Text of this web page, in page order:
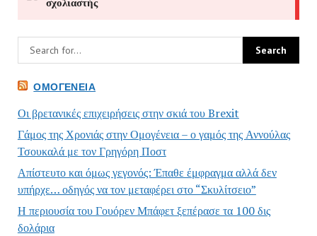
ΟΜΟΓΈΝΕΙΑ
Οι βρετανικές επιχειρήσεις στην σκιά του Brexit
Γάμος της Χρονιάς στην Ομογένεια – ο γαμός της Αννούλας
Τσουκαλά με τον Γρηγόρη Ποστ
Απίστευτο και όμως γεγονός: Έπαθε έμφραγμα αλλά δεν
υπήρχε… οδηγός να τον μεταφέρει στο “Σκυλίτσειο”
Η περιουσία του Γουόρεν Μπάφετ ξεπέρασε τα 100 δις
δολάρια